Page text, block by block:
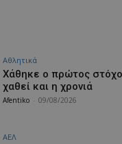
Αθλητικά
Χάθηκε ο πρώτος
χαθεί και η χρονιά
Afentiko 09/08/2026
ΑΕΛ